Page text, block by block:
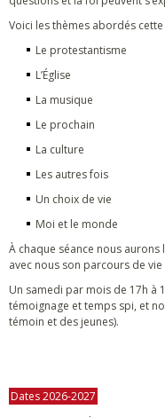
Voici les thèmes abordés cette
Le protestantisme
L’Église
La musique
Le prochain
La culture
Les autres fois
Un choix de vie
Moi et le monde
À chaque séance nous
avec nous son parcours de
Un samedi par mois de 17h à
témoignage et temps spi, et
témoin et des jeunes).
Dates 2026-2027